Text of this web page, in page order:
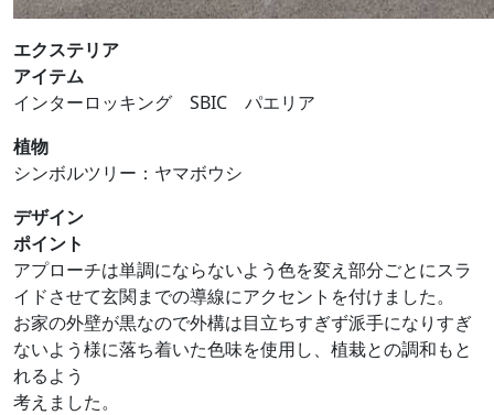
エクステリア
アイテム
インターロッキング SBIC パエリア
植物
シンボルツリー：ヤマボウシ
デザイン
ポイント
アプローチは単調にならないよう色を変え部分ごとにスラ
イドさせて玄関までの導線にアクセントを付けました。
お家の外壁が黒なので外構は目立ちすぎず派手になりすぎ
ないよう様に落ち着いた色味を使用し、植栽との調和もと
れるよう
考えました。